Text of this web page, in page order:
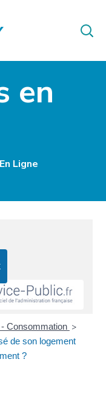
en
Ligne
Consommation >
de son logement
?